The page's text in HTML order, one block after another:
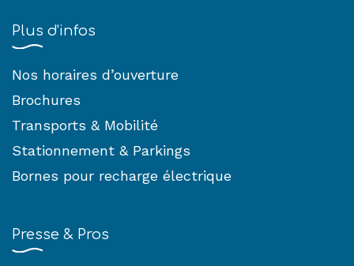
Plus d'infos
Nos horaires d’ouverture
Brochures
Transports & Mobilité
Stationnement & Parkings
Bornes pour recharge électrique
Presse & Pros